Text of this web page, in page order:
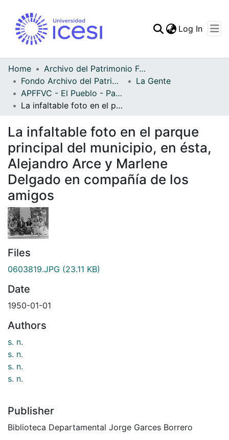
Statistics
Log In
Home
Archivo del Patrimonio Fotográfico y Fílmico del Valle del Cauca
Fondo Archivo del Patrimonio Fotográfico y Fílmico del Valle del Cauca
La Gente
APFFVC - El Pueblo - Patrimonial
La infaltable foto en el parque principal del municipio, en ésta, Alejandro Arce y Marlene Delgado en compañía de los amigos
La infaltable foto en el parque
principal del municipio, en ésta,
Alejandro Arce y Marlene
Delgado en compañía de los
amigos
Files
0603819.JPG (23.11 KB)
Date
1950-01-01
Authors
s. n.
s. n.
s. n.
s. n.
Publisher
Biblioteca Departamental Jorge Garces Borrero